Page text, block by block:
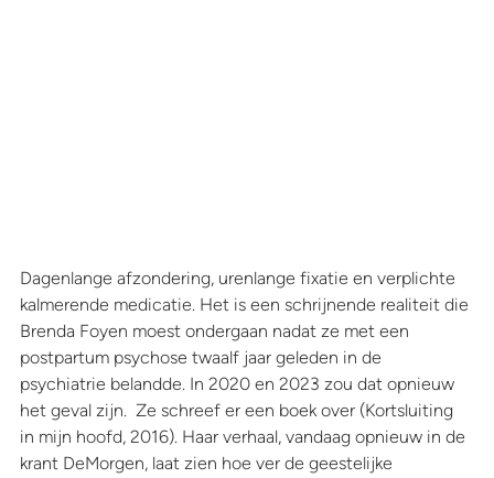
Dagenlange afzondering, urenlange fixatie en verplichte
kalmerende medicatie. Het is een schrijnende realiteit die
Brenda Foyen moest ondergaan nadat ze met een
postpartum psychose twaalf jaar geleden in de
psychiatrie belandde. In 2020 en 2023 zou dat opnieuw
het geval zijn.  Ze schreef er een boek over (Kortsluiting
in mijn hoofd, 2016). Haar verhaal, vandaag opnieuw in de
krant DeMorgen, laat zien hoe ver de geestelijke